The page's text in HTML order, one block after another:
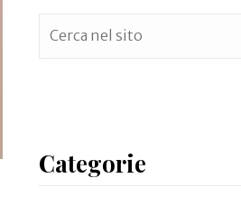
Categorie